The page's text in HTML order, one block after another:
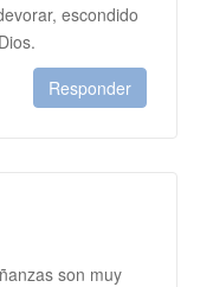
escondido
Responder
son muy